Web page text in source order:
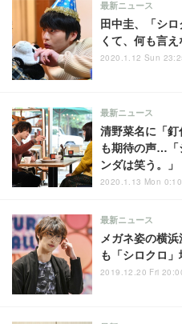
田中圭、「シ
くて、何も言え
最新ニュース
2020.1.12 Sun
清野菜名に「
も期待の声…「
ンダは笑う。」
最新ニュース
2020.1.13 Mon 0:10
メガネ姿の横
も「シロクロ
最新ニュース
2019.12.20 Fri